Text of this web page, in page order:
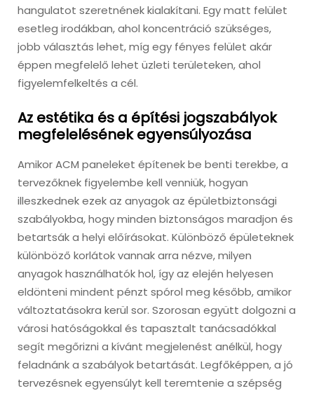
hangulatot szeretnének kialakítani. Egy matt felület
esetleg irodákban, ahol koncentráció szükséges,
jobb választás lehet, míg egy fényes felület akár
éppen megfelelő lehet üzleti területeken, ahol
figyelemfelkeltés a cél.
Az estétika és a építési jogszabályok
megfelelésének egyensúlyozása
Amikor ACM paneleket építenek be benti terekbe, a
tervezőknek figyelembe kell venniük, hogyan
illeszkednek ezek az anyagok az épületbiztonsági
szabályokba, hogy minden biztonságos maradjon és
betartsák a helyi előírásokat. Különböző épületeknek
különböző korlátok vannak arra nézve, milyen
anyagok használhatók hol, így az elején helyesen
eldönteni mindent pénzt spórol meg később, amikor
változtatásokra kerül sor. Szorosan együtt dolgozni a
városi hatóságokkal és tapasztalt tanácsadókkal
segít megőrizni a kívánt megjelenést anélkül, hogy
feladnánk a szabályok betartását. Legfőképpen, a jó
tervezésnek egyensúlyt kell teremtenie a szépség